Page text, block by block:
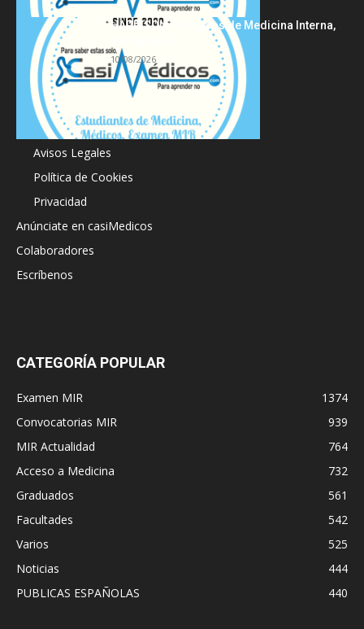
HARRISON Principios de Medicina Interna,
10/08/2026
Acerca de
Avisos Legales
Política de Cookies
Privacidad
Anúnciate en casiMedicos
Colaboradores
Escríbenos
CATEGORÍA POPULAR
Examen MIR
1374
Convocatorias MIR
939
MIR Actualidad
764
Acceso a Medicina
732
Graduados
561
Facultades
542
Varios
525
Noticias
444
PUBLICAS ESPAÑOLAS
440